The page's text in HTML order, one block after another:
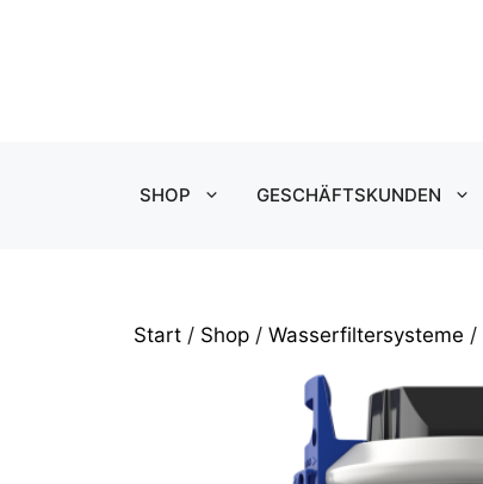
SHOP GESCHÄFTSKUNDEN
Start / Shop / Wasserfiltersysteme /